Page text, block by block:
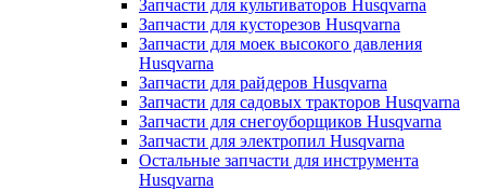
Запчасти для культиваторов Husqvarna
Запчасти для кусторезов Husqvarna
Запчасти для моек высокого давления
Husqvarna
Запчасти для райдеров Husqvarna
Запчасти для садовых тракторов Husqvarna
Запчасти для снегоуборщиков Husqvarna
Запчасти для электропил Husqvarna
Остальные запчасти для инструмента
Husqvarna